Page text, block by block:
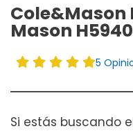
Cole&Mason
Mason
5
Si estás buscando